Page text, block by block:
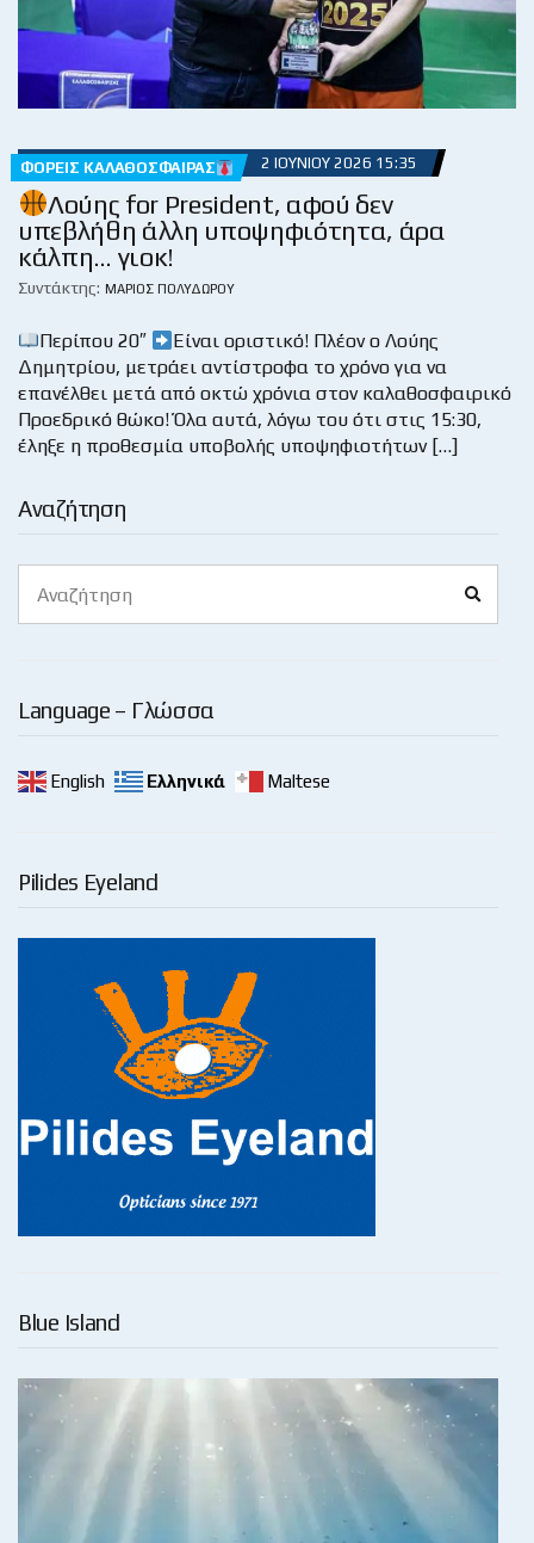
Αναζήτηση
for:
Language – Γλώσσα
English Ελληνικά Maltese
Pilides Eyeland
Blue Island
ΦΟΡΕΊΣ ΚΑΛΑΘΌΣΦΑΙΡΑΣ 2 ΙΟΥΝΊΟΥ 2026 15:35
Λούης for President, αφού δεν
υπεβλήθη άλλη υποψηφιότητα, άρα
κάλπη… γιοκ!
Συντάκτης: ΜΆΡΙΟΣ ΠΟΛΥΔΏΡΟΥ
Περίπου 20″
Είναι οριστικό! Πλέον ο Λούης
Δημητρίου, μετράει αντίστροφα το χρόνο για να
επανέλθει μετά από οκτώ χρόνια στον καλαθοσφαιρικό
Προεδρικό θώκο! Όλα αυτά, λόγω του ότι στις 15:30,
έληξε η προθεσμία υποβολής υποψηφιοτήτων […]